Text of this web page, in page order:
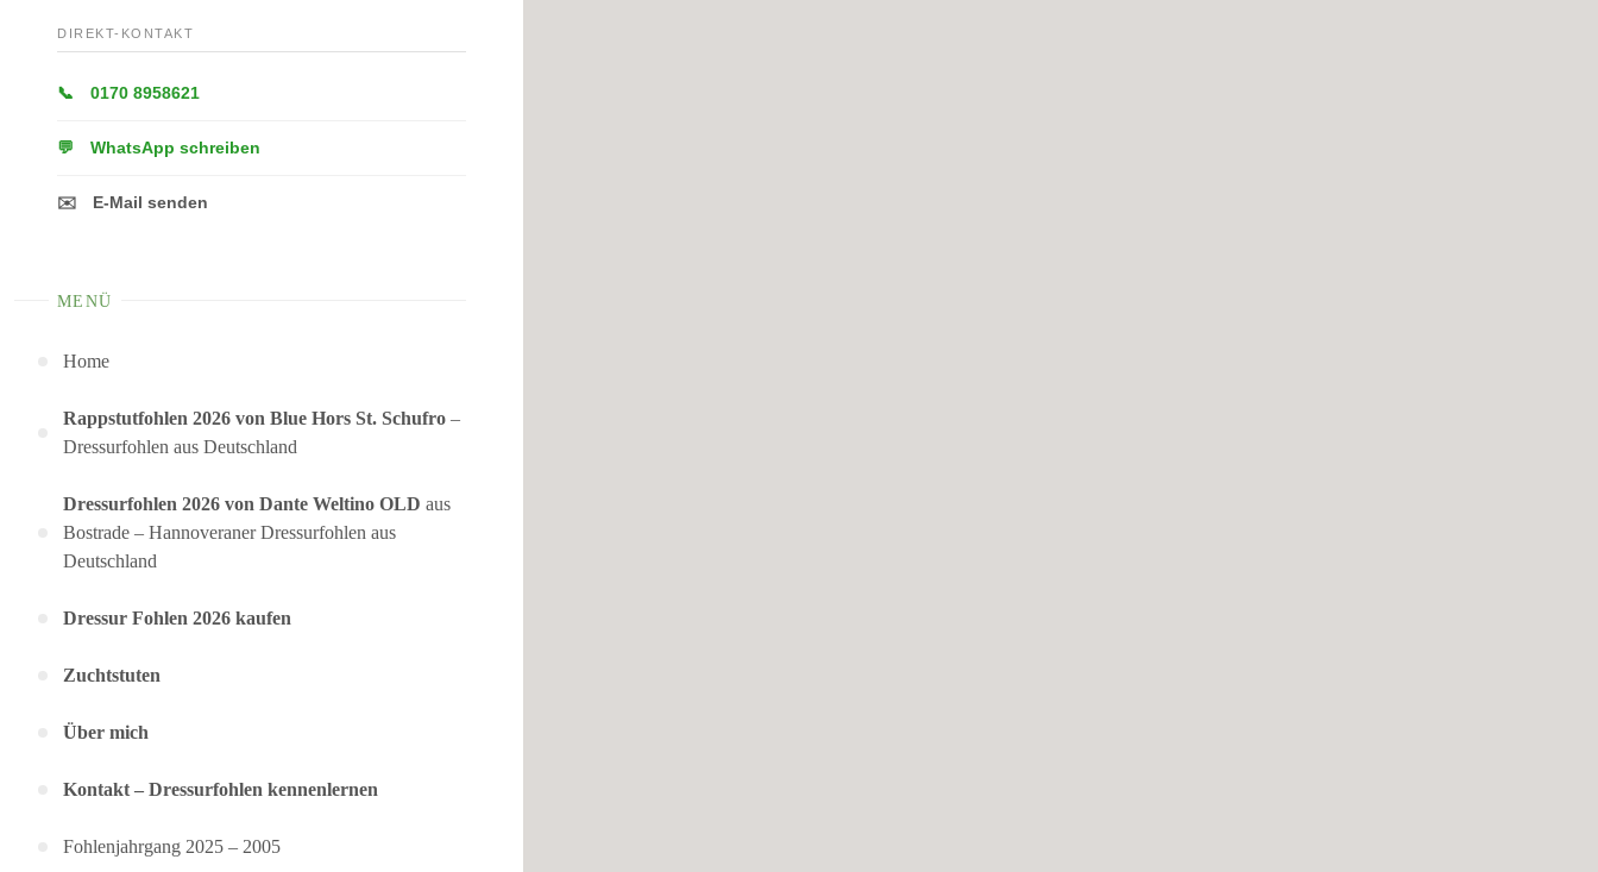
DIREKT-KONTAKT
📞 0170 8958621
💬 WhatsApp schreiben
✉️ E-Mail senden
MENÜ
Home
Rappstutfohlen 2026 von Blue Hors St. Schufro–
Dressurfohlen aus Deutschland
Dressurfohlen 2026 von Dante Weltino OLD aus
Bostrade – Hannoveraner Dressurfohlen aus
Deutschland
Dressur Fohlen 2026 kaufen
Zuchtstuten
Über mich
Kontakt – Dressurfohlen kennenlernen
Fohlenjahrgang 2025 – 2005